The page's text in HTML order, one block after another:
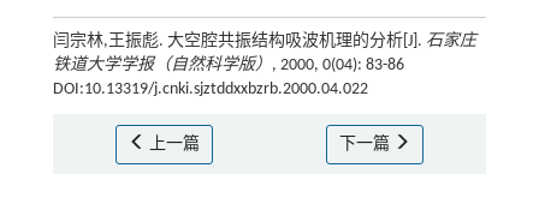
闫宗林,王振彪. 大空腔共振结构吸波机理的分析[J]. 石家庄
铁道大学学报（自然科学版） , 2000, 0(04): 83-86
DOI:10.13319/j.cnki.sjztddxxbzrb.2000.04.022
上一篇 下一篇